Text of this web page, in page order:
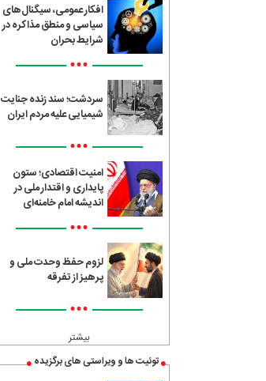
افکار عمومی، سیگنال‌های
سیاسی و منطق مذاکره در
شرایط بحران
•••
سردشت؛ سند زنده جنایت
شیمیایی علیه مردم ایران
•••
امنیت اقتصادی؛ ستون
پایداری و اقتدار ملی در
اندیشه امام خامنه‌ای
•••
لزوم حفظ وحدت ملی و
پرهیز از تفرقه
•••
بیشتر
توئیت ها و ویراستی های برگزیده